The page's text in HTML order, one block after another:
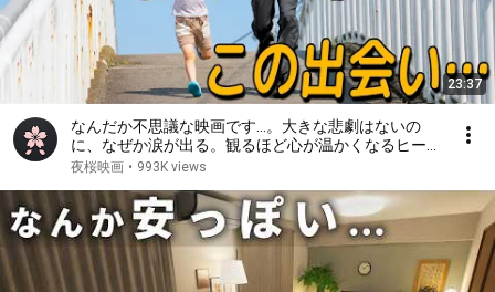
23:37
なんだか不思議な映画です…。大きな悲劇はないの
に、なぜか涙が出る。観るほど心が温かくなるヒーリ
ング映画【映画紹介】
夜桜映画 • 993K views